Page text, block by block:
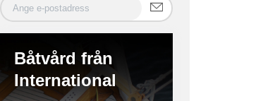
Båtvård från
International